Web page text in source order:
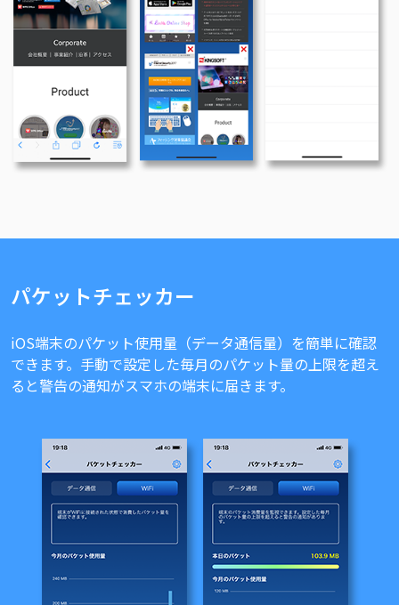
パケットチェッカー
iOS端末のパケット使用量（データ通信量）を簡単に確認
できます。手動で設定した毎月のパケット量の上限を超え
ると警告の通知がスマホの端末に届きます。